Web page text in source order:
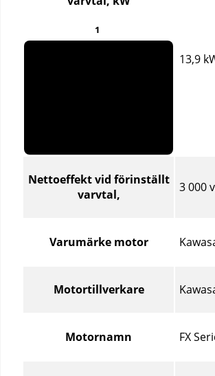
1
13,9
Nettoeffekt vid förinställt
varvtal,
3 000
Varumärke motor
Motortillverkare
Motornamn FX